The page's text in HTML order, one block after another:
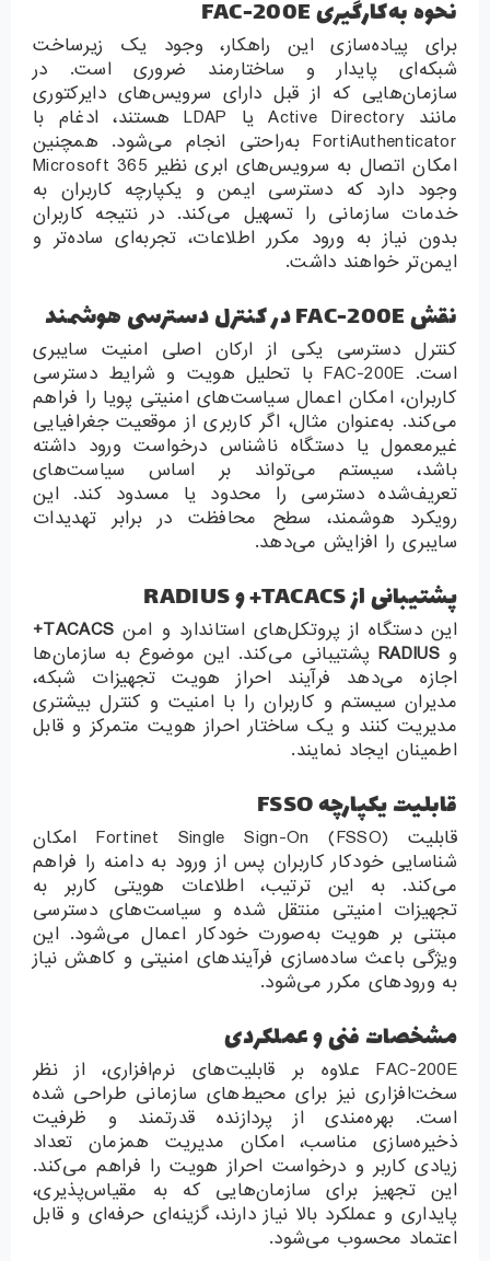
نحوه به‌کارگیری FAC-200E
برای پیاده‌سازی این راهکار، وجود یک زیرساخت
شبکه‌ای پایدار و ساختارمند ضروری است. در
سازمان‌هایی که از قبل دارای سرویس‌های دایرکتوری
مانند Active Directory یا LDAP هستند، ادغام با
FortiAuthenticator به‌راحتی انجام می‌شود. همچنین
امکان اتصال به سرویس‌های ابری نظیر Microsoft 365
وجود دارد که دسترسی ایمن و یکپارچه کاربران به
خدمات سازمانی را تسهیل می‌کند. در نتیجه کاربران
بدون نیاز به ورود مکرر اطلاعات، تجربه‌ای ساده‌تر و
ایمن‌تر خواهند داشت.
نقش FAC-200E در کنترل دسترسی هوشمند
کنترل دسترسی یکی از ارکان اصلی امنیت سایبری
است. FAC-200E با تحلیل هویت و شرایط دسترسی
کاربران، امکان اعمال سیاست‌های امنیتی پویا را فراهم
می‌کند. به‌عنوان مثال، اگر کاربری از موقعیت جغرافیایی
غیرمعمول یا دستگاه ناشناس درخواست ورود داشته
باشد، سیستم می‌تواند بر اساس سیاست‌های
تعریف‌شده دسترسی را محدود یا مسدود کند. این
رویکرد هوشمند، سطح محافظت در برابر تهدیدات
سایبری را افزایش می‌دهد.
پشتیبانی از TACACS+ و RADIUS
این دستگاه از پروتکل‌های استاندارد و امن TACACS+
وRADIUS پشتیبانی می‌کند. این موضوع به سازمان‌ها
اجازه می‌دهد فرآیند احراز هویت تجهیزات شبکه،
مدیران سیستم و کاربران را با امنیت و کنترل بیشتری
مدیریت کنند و یک ساختار احراز هویت متمرکز و قابل
اطمینان ایجاد نمایند.
قابلیت یکپارچه FSSO
قابلیت Fortinet Single Sign-On (FSSO) امکان
شناسایی خودکار کاربران پس از ورود به دامنه را فراهم
می‌کند. به این ترتیب، اطلاعات هویتی کاربر به
تجهیزات امنیتی منتقل شده و سیاست‌های دسترسی
مبتنی بر هویت به‌صورت خودکار اعمال می‌شود. این
ویژگی باعث ساده‌سازی فرآیندهای امنیتی و کاهش نیاز
به ورودهای مکرر می‌شود.
مشخصات فنی و عملکردی
FAC-200E علاوه بر قابلیت‌های نرم‌افزاری، از نظر
سخت‌افزاری نیز برای محیط‌های سازمانی طراحی شده
است. بهره‌مندی از پردازنده قدرتمند و ظرفیت
ذخیره‌سازی مناسب، امکان مدیریت همزمان تعداد
زیادی کاربر و درخواست احراز هویت را فراهم می‌کند.
این تجهیز برای سازمان‌هایی که به مقیاس‌پذیری،
پایداری و عملکرد بالا نیاز دارند، گزینه‌ای حرفه‌ای و قابل
اعتماد محسوب می‌شود.